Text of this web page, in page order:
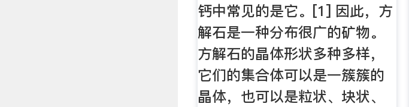
钙中常见的是它。[1] 因此，方
解石是一种分布很广的矿物。
方解石的晶体形状多种多样，
它们的集合体可以是一簇簇的
晶体，也可以是粒状、块状、